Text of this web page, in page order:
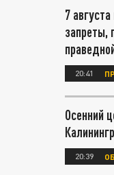
7
запреты,
20:41
Осенний
20:39